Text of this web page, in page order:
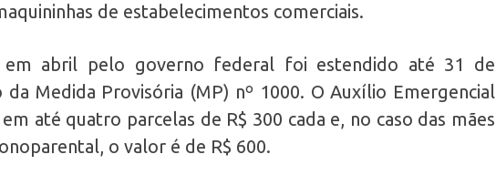
de estabelecimentos comerciais.
em abril pelo governo federal foi estendido até 31 de
Medida Provisória (MP) nº 1000. O Auxílio Emergencial
até quatro parcelas de R$ 300 cada e, no caso das mães
o valor é de R$ 600.